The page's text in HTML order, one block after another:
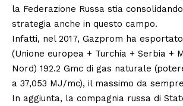
la Federazione Russa stia
strategia anche in questo campo.
Infatti, nel 2017, Gazprom ha
(Unione europea + Turchia + Serbia +
Nord) 192.2 Gmc di gas naturale
a 37,053 MJ/mc), il massimo da
In aggiunta, la compagnia russa di